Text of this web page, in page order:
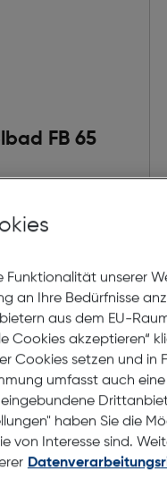
FB 65
Funktionalität unserer
an Ihre Bedürfnisse
aus dem EU-
Cookies akzeptieren“
Cookies setzen und in
umfasst auch
haben Sie die
von Interesse sind.